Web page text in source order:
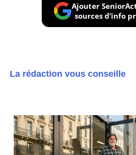
Ajouter
sources d’info
La rédaction vous conseille